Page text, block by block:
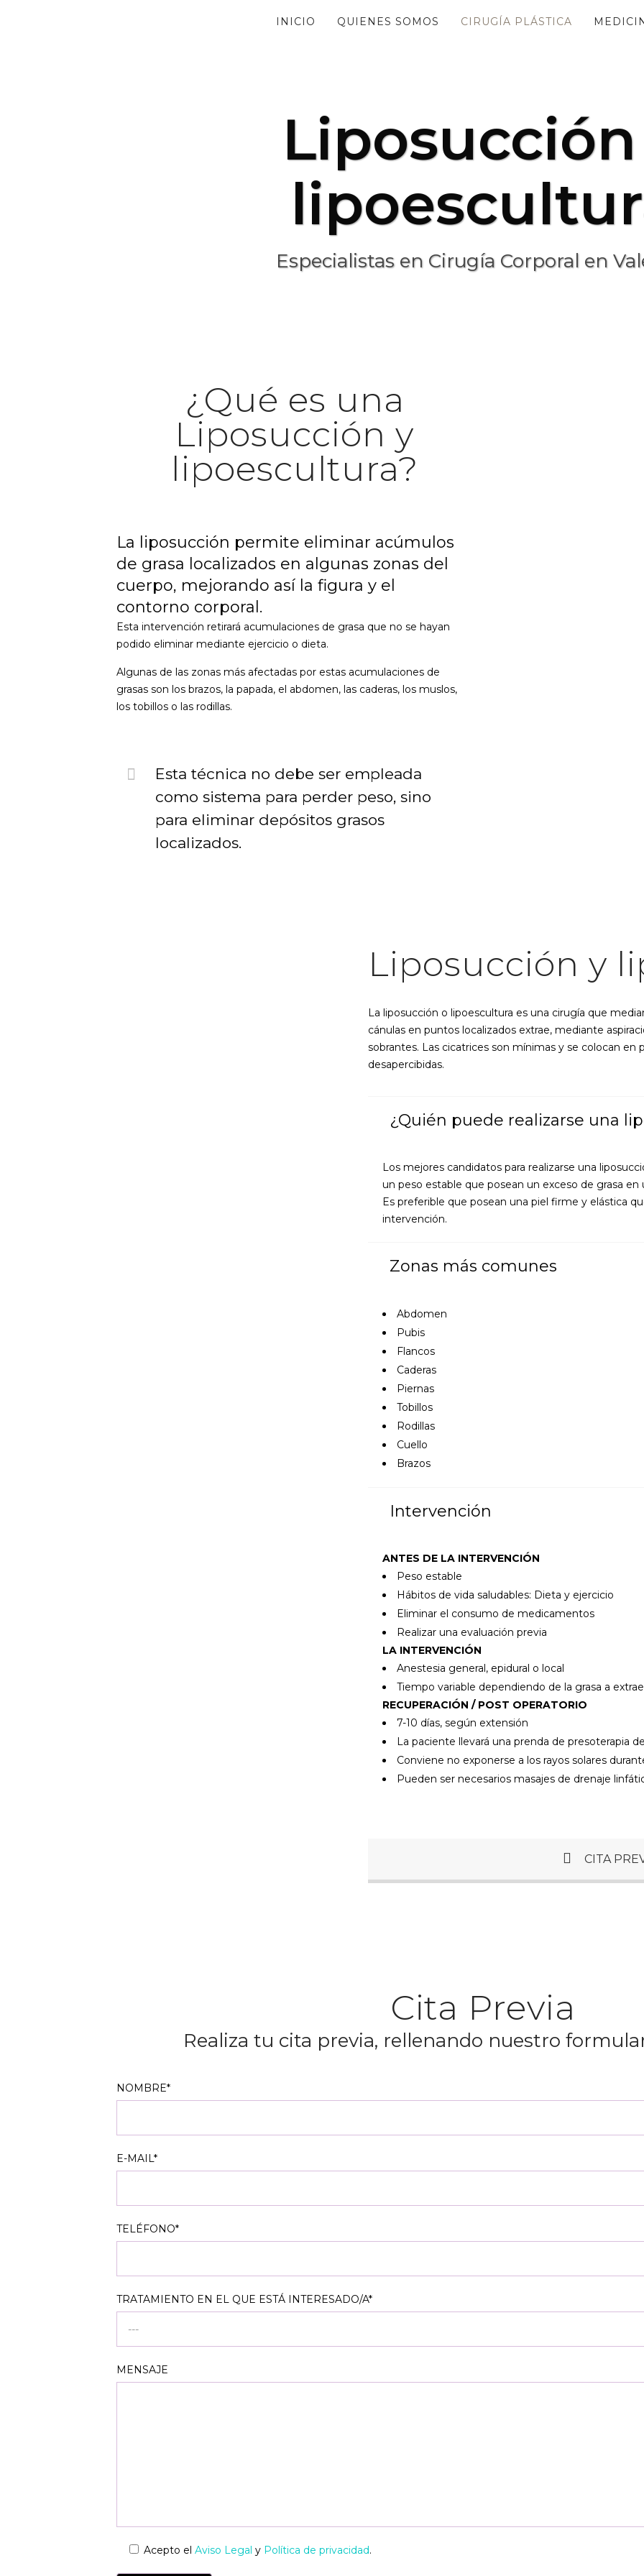
INICIO QUIENES SOMOS CIRUGÍA PLÁSTICA
Especialistas en Cirugía Corporal en
¿Qué es una
Liposucción y
lipoescultura?
La liposucción permite eliminar acúmulos
de grasa localizados en algunas zonas del
cuerpo, mejorando así la figura y el
contorno corporal.
Esta intervención retirará acumulaciones de grasa que no se hayan
podido eliminar mediante ejercicio o dieta.
Algunas de las zonas más afectadas por estas acumulaciones de
grasas son los brazos, la papada, el abdomen, las caderas, los muslos,
los tobillos o las rodillas.
Esta técnica no debe ser empleada
como sistema para perder peso, sino
para eliminar depósitos grasos
localizados.
Liposucción y
La liposucción o lipoescultura es una cirugía que
cánulas en puntos localizados extrae, mediante
sobrantes. Las cicatrices son mínimas y se colocan en
desapercibidas.
¿Quién puede realizarse una
Los mejores candidatos para realizarse una
un peso estable que posean un exceso de grasa
Es preferible que posean una piel firme y elástica
intervención.
Zonas más comunes
Abdomen
Pubis
Flancos
Caderas
Piernas
Tobillos
Rodillas
Cuello
Brazos
Intervención
ANTES DE LA INTERVENCIÓN
Peso estable
Hábitos de vida saludables: Dieta y ejercicio
Eliminar el consumo de medicamentos
Realizar una evaluación previa
LA INTERVENCIÓN
Anestesia general, epidural o local
Tiempo variable dependiendo de la grasa a
RECUPERACIÓN / POST OPERATORIO
7-10 días, según extensión
La paciente llevará una prenda de presoterapia
Conviene no exponerse a los rayos solares
Pueden ser necesarios masajes de drenaje
CITA
Cita Previa
Realiza tu cita previa, rellenando nuestro
NOMBRE*
E-MAIL*
TELÉFONO*
TRATAMIENTO EN EL QUE ESTÁ INTERESADO/A*
MENSAJE
Acepto el Aviso Legal y Política de privacidad.